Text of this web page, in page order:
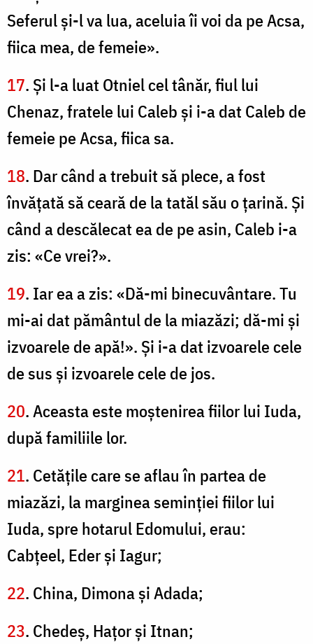
Seferul şi-l va lua, aceluia îi voi da pe Acsa,
fiica mea, de femeie».
17. Şi l-a luat Otniel cel tânăr, fiul lui
Chenaz, fratele lui Caleb şi i-a dat Caleb de
femeie pe Acsa, fiica sa.
18. Dar când a trebuit să plece, a fost
învăţată să ceară de la tatăl său o ţarină. Şi
când a descălecat ea de pe asin, Caleb i-a
zis: «Ce vrei?».
19. Iar ea a zis: «Dă-mi binecuvântare. Tu
mi-ai dat pământul de la miazăzi; dă-mi şi
izvoarele de apă!». Şi i-a dat izvoarele cele
de sus şi izvoarele cele de jos.
20. Aceasta este moştenirea fiilor lui Iuda,
după familiile lor.
21. Cetăţile care se aflau în partea de
miazăzi, la marginea seminţiei fiilor lui
Iuda, spre hotarul Edomului, erau:
Cabţeel, Eder şi Iagur;
22. China, Dimona şi Adada;
23. Chedeş, Haţor şi Itnan;